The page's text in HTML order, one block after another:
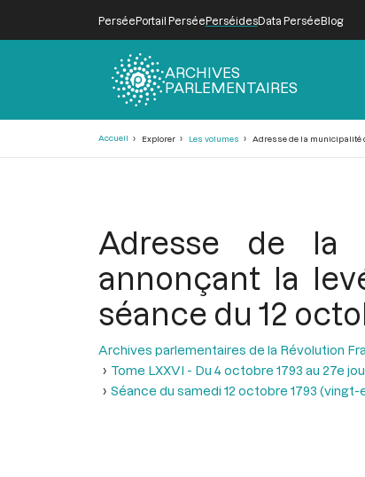
PerséePortail PerséePerséidesData PerséeBlog
ARCHIVES
PARLEMENTAIRES
Accueil Explorer Les volumes Adresse de la municipalité
Adresse de la
annonçant la
séance du 12
Archives parlementaires de la Révolution
Tome LXXVI - Du 4 octobre 1793 au 27e
Séance du samedi 12 octobre 1793